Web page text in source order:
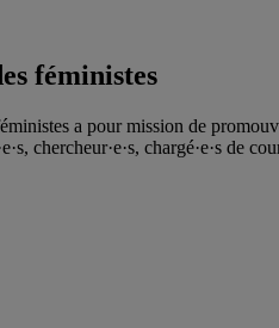
féministes
a pour mission de
chercheur·e·s, chargé·e·s de